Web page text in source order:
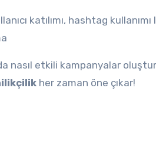
katılımı, hashtag
nasıl etkili kampanyalar
her zaman öne çıkar!